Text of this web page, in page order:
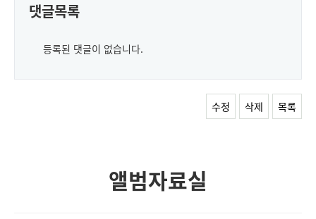
댓글목록
등록된 댓글이 없습니다.
수정 삭제 목록
앨범자료실